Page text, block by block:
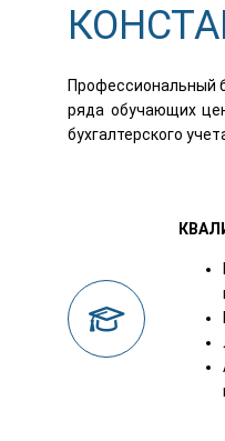
Профессиональный
ряда обучающих
бухгалтерского